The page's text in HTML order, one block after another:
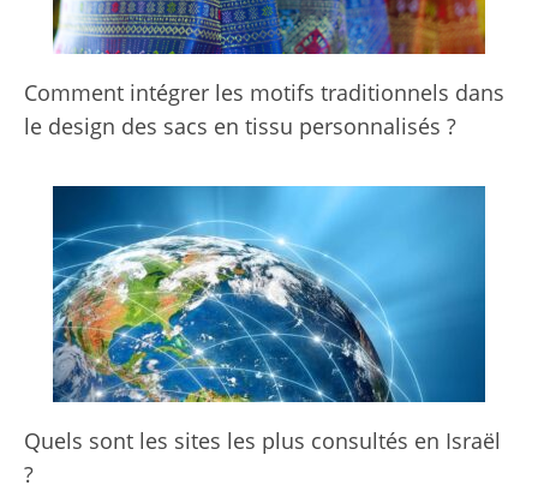
Comment intégrer les motifs traditionnels dans
le design des sacs en tissu personnalisés ?
Quels sont les sites les plus consultés en Israël
?